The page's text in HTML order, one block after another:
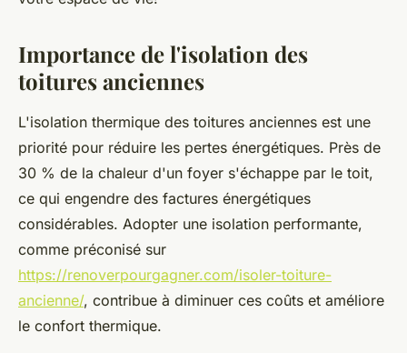
Importance de l'isolation des
toitures anciennes
L'isolation thermique des toitures anciennes est une
priorité pour réduire les pertes énergétiques. Près de
30 % de la chaleur d'un foyer s'échappe par le toit,
ce qui engendre des factures énergétiques
considérables. Adopter une isolation performante,
comme préconisé sur
https://renoverpourgagner.com/isoler-toiture-
ancienne/, contribue à diminuer ces coûts et améliore
le confort thermique.